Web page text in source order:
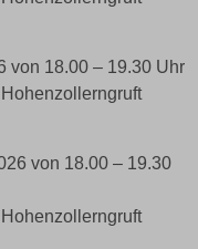
von 18.00 – 19.30 Uhr
von 18.00 – 19.30